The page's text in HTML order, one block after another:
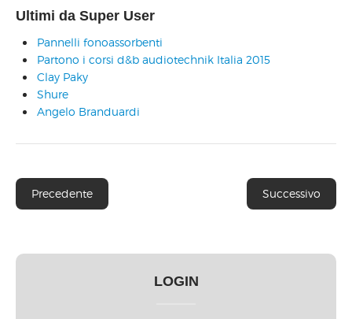
Ultimi da Super User
Pannelli fonoassorbenti
Partono i corsi d&b audiotechnik Italia 2015
Clay Paky
Shure
Angelo Branduardi
Precedente Successivo
LOGIN